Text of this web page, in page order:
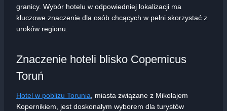
granicy. Wybór hotelu w odpowiedniej lokalizacji ma
kluczowe znaczenie dla osób chcących w pełni skorzystać z
uroków regionu.
Znaczenie hoteli blisko Copernicus
Toruń
Hotel w pobliżu Torunia , miasta związane z Mikołajem
Kopernikiem, jest doskonałym wyborem dla turystów